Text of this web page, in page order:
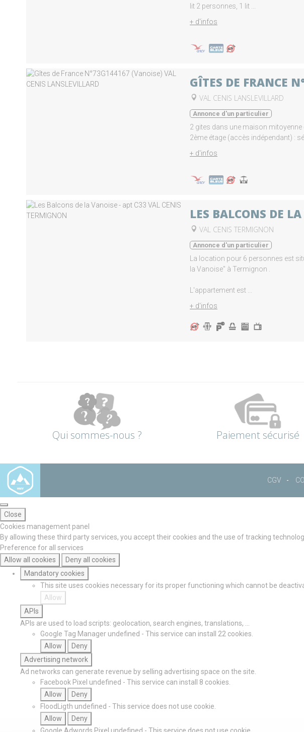
lit 2 personnes, 1 lit ...
+ d'infos
GÎTES DE FRANCE
VAL CENIS LANSLEVILLARD
Annonce d'un particulier
2 gites dans une maison
2ème étage (accès indépendant) :
+ d'infos
LES BALCONS DE
VAL CENIS TERMIGNON
Annonce d'un particulier
La location pour 6 personnes est
la Vanoise" à Termignon .
L'appartement est ...
+ d'infos
Qui sommes-nous ? Paiement sécurisé
CGV
Close
Cookies management panel
By allowing these third party services, you accept their cookies and the use of tracking
Preference for all services
Allow all cookies
Deny all cookies
Mandatory cookies
This site uses cookies necessary for its proper functioning which cannot be
Allow
APIs
APIs are used to load scripts: geolocation, search engines, translations, ...
Google Tag Manager undefined - This service can install 22 cookies.
Allow
Deny
Advertising network
Ad networks can generate revenue by selling advertising space on the site.
Facebook Pixel undefined - This service can install 8 cookies.
Allow
Deny
FloodLigth undefined - This service does not use cookie.
Allow
Deny